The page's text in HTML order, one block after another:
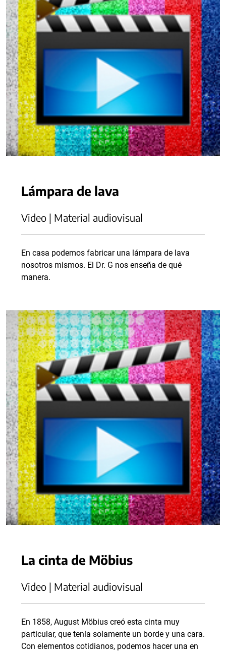
Lámpara de lava
Video | Material audiovisual
En casa podemos fabricar una lámpara de lava
nosotros mismos. El Dr. G nos enseña de qué
manera.
La cinta de Möbius
Video | Material audiovisual
En 1858, August Möbius creó esta cinta muy
particular, que tenía solamente un borde y una cara.
Con elementos cotidianos, podemos hacer una en